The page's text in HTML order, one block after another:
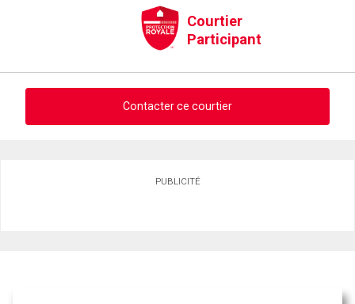
Courtier
Participant
Contacter ce courtier
PUBLICITÉ